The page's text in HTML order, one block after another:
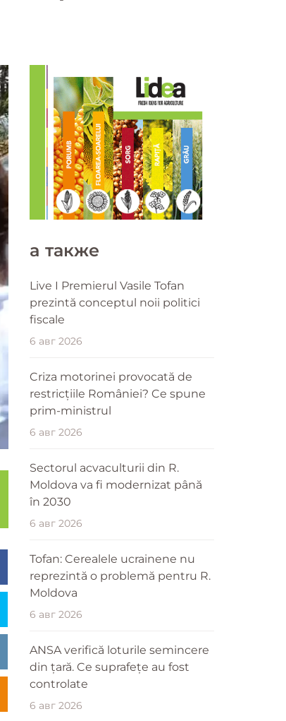
a также
Live I Premierul Vasile Tofan
prezintă conceptul noii politici
fiscale
6 авг 2026
Criza motorinei provocată de
restricțiile României? Ce spune
prim-ministrul
6 авг 2026
Sectorul acvaculturii din R.
Moldova va fi modernizat până
în 2030
6 авг 2026
Tofan: Cerealele ucrainene nu
reprezintă o problemă pentru R.
Moldova
6 авг 2026
ANSA verifică loturile semincere
din țară. Ce suprafețe au fost
controlate
6 авг 2026